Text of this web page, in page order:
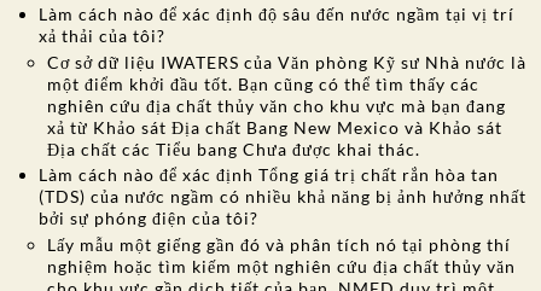
Làm cách nào để xác định độ sâu đến nước ngầm tại vị trí
xả thải của tôi?
Cơ sở dữ liệu IWATERS của Văn phòng Kỹ sư Nhà nước là
một điểm khởi đầu tốt. Bạn cũng có thể tìm thấy các
nghiên cứu địa chất thủy văn cho khu vực mà bạn đang
xả từ Khảo sát Địa chất Bang New Mexico và Khảo sát
Địa chất các Tiểu bang Chưa được khai thác.
Làm cách nào để xác định Tổng giá trị chất rắn hòa tan
(TDS) của nước ngầm có nhiều khả năng bị ảnh hưởng nhất
bởi sự phóng điện của tôi?
Lấy mẫu một giếng gần đó và phân tích nó tại phòng thí
nghiệm hoặc tìm kiếm một nghiên cứu địa chất thủy văn